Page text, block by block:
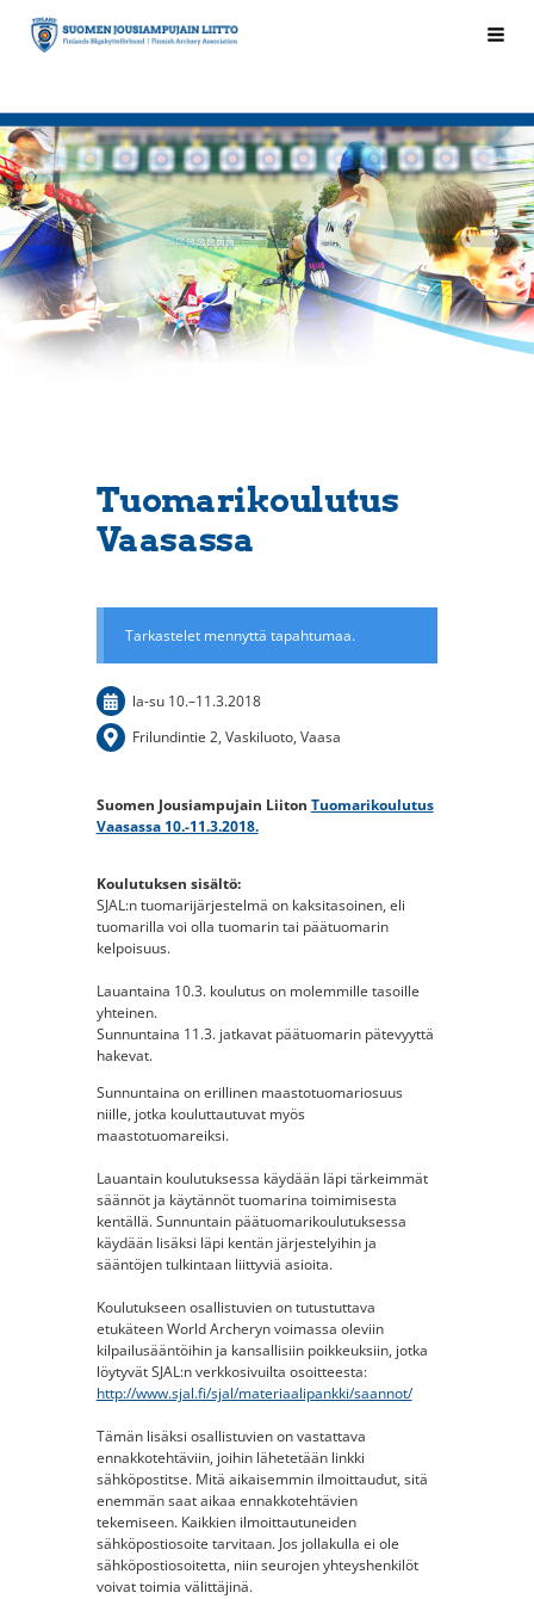
Siirry
sivun
Suomen Jousiampujain Liitto ry
Tuomarikoulutus
Vaasassa
Tarkastelet mennyttä tapahtumaa.
la-su 10.–11.3.2018
Frilundintie 2, Vaskiluoto, Vaasa
Suomen Jousiampujain Liiton Tuomarikoulutus
Vaasassa 10.-11.3.2018.
Koulutuksen sisältö:
SJAL:n tuomarijärjestelmä on kaksitasoinen, eli
tuomarilla voi olla tuomarin tai päätuomarin
kelpoisuus.
Lauantaina 10.3. koulutus on molemmille tasoille
yhteinen.
Sunnuntaina 11.3. jatkavat päätuomarin pätevyyttä
hakevat.
Sunnuntaina on erillinen maastotuomariosuus
niille, jotka kouluttautuvat myös
maastotuomareiksi.
Lauantain koulutuksessa käydään läpi tärkeimmät
säännöt ja käytännöt tuomarina toimimisesta
kentällä. Sunnuntain päätuomarikoulutuksessa
käydään lisäksi läpi kentän järjestelyihin ja
sääntöjen tulkintaan liittyviä asioita.
Koulutukseen osallistuvien on tutustuttava
etukäteen World Archeryn voimassa oleviin
kilpailusääntöihin ja kansallisiin poikkeuksiin, jotka
löytyvät SJAL:n verkkosivuilta osoitteesta:
http://www.sjal.fi/sjal/materiaalipankki/saannot/
Tämän lisäksi osallistuvien on vastattava
ennakkotehtäviin, joihin lähetetään linkki
sähköpostitse. Mitä aikaisemmin ilmoittaudut, sitä
enemmän saat aikaa ennakkotehtävien
tekemiseen. Kaikkien ilmoittautuneiden
sähköpostiosoite tarvitaan. Jos jollakulla ei ole
sähköpostiosoitetta, niin seurojen yhteyshenkilöt
voivat toimia välittäjinä.